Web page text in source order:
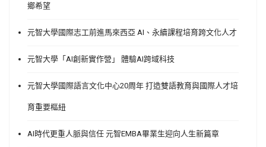
鄉希望
元智大學國際志工前進馬來西亞 AI、永續課程培育跨文化人才
元智大學「AI創新實作營」 體驗AI跨域科技
元智大學國際語言文化中心20周年 打造雙語教育與國際人才培
育重要樞紐
AI時代更重人脈與信任 元智EMBA畢業生迎向人生新篇章